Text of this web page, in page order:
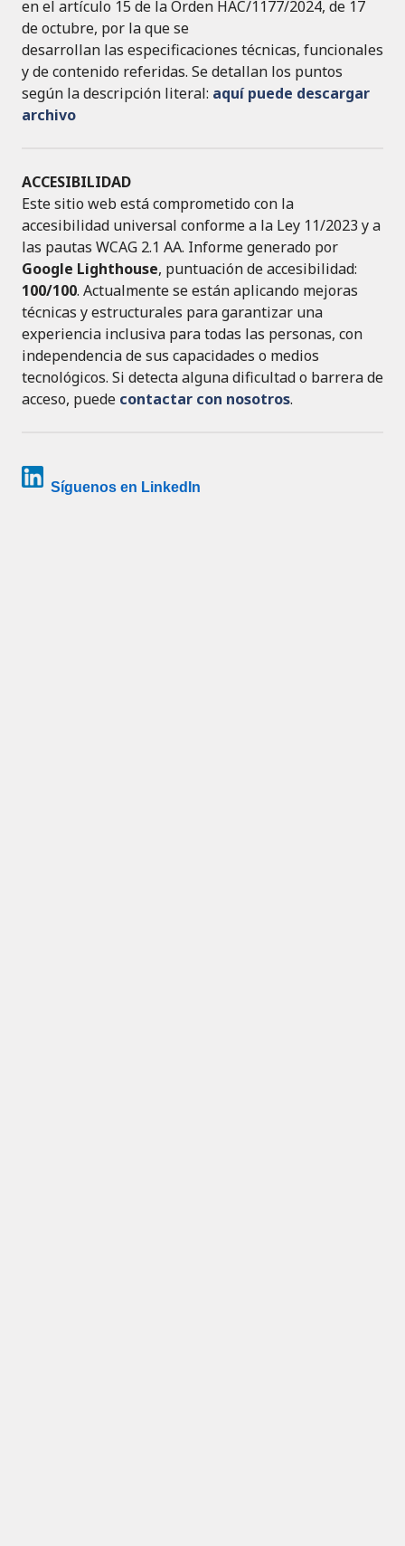
en el artículo 15 de la Orden HAC/1177/2024, de 17
de octubre, por la que se
desarrollan las especificaciones técnicas, funcionales
y de contenido referidas. Se detallan los puntos
según la descripción literal: aquí puede descargar
archivo
ACCESIBILIDAD
Este sitio web está comprometido con la
accesibilidad universal conforme a la Ley 11/2023 y a
las pautas WCAG 2.1 AA. Informe generado por
Google Lighthouse, puntuación de accesibilidad:
100/100. Actualmente se están aplicando mejoras
técnicas y estructurales para garantizar una
experiencia inclusiva para todas las personas, con
independencia de sus capacidades o medios
tecnológicos. Si detecta alguna dificultad o barrera de
acceso, puede contactar con nosotros.
Síguenos en LinkedIn